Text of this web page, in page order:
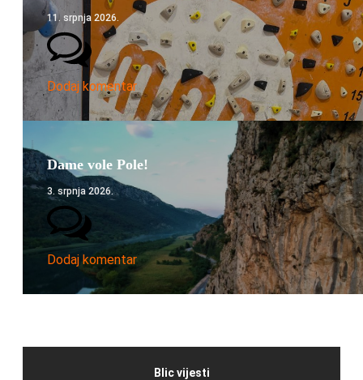
11. srpnja 2026.
Dodaj komentar
Dame vole Pole!
3. srpnja 2026.
Dodaj komentar
Blic vijesti